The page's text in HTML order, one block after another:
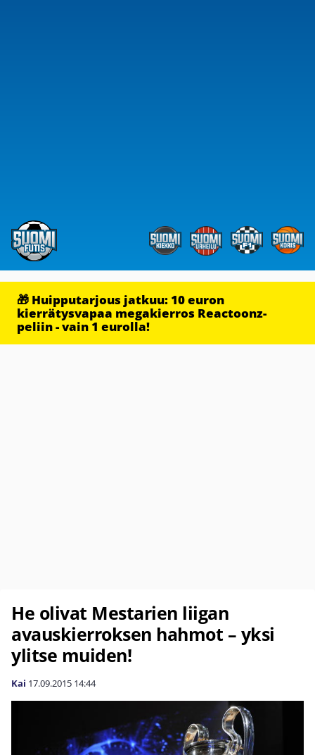
🎁 Huipputarjous jatkuu: 10 euron
kierrätysvapaa megakierros Reactoonz-
peliin - vain 1 eurolla!
He olivat Mestarien liigan
avauskierroksen hahmot – yksi
ylitse muiden!
Kai 17.09.2015 14:44